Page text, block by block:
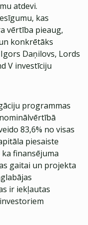
atdevi.
kas
vērtība pieaug,
konkrētāks
Daņilovs, Lords
V investīciju
programmas
83,6% no visas
piesaiste
finansējuma
gaitai un projekta
ir iekļautas